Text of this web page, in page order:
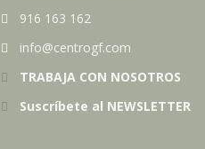
916 163 162
info@centrogf.com
TRABAJA CON NOSOTROS
Suscríbete al NEWSLETTER